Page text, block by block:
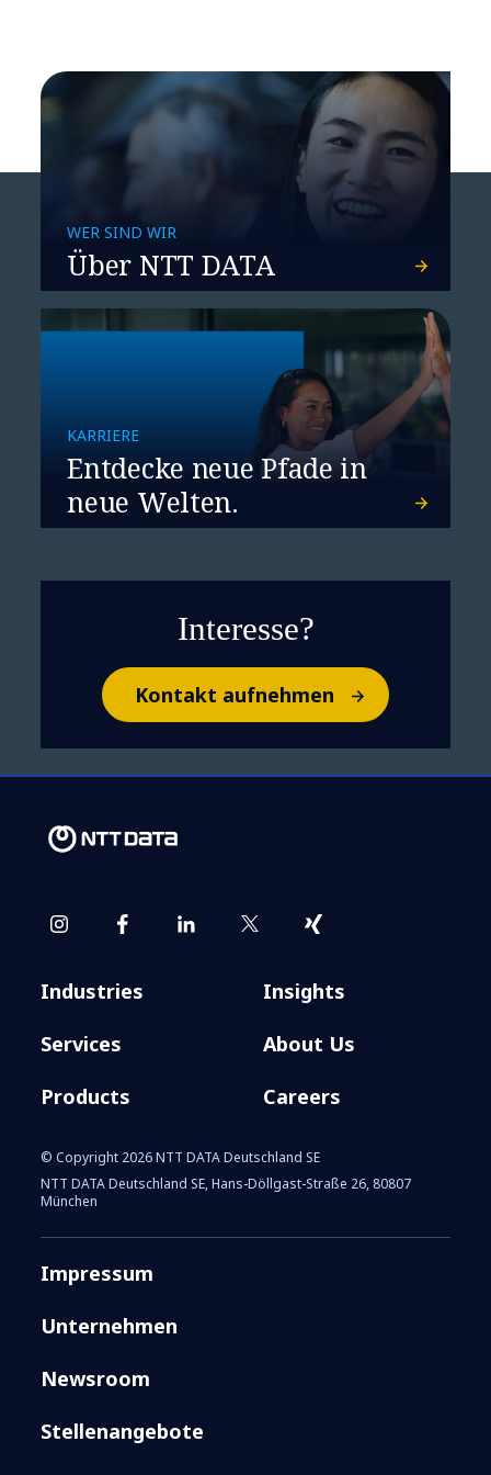
​​Wie Agentic AI die Cloud
verändert – mit dem
Menschen am Steuer​
​​Cloud-Evolution:
Innovation durch KI neu
definiert​
WER SIND WIR
Über NTT DATA
KARRIERE
Entdecke neue Pfade in
neue Welten.
Interesse?
Kontakt aufnehmen
Industries
Services
Products
Insights
About Us
Careers
© Copyright 2026 NTT DATA Deutschland SE
NTT DATA Deutschland SE, Hans-Döllgast-Straße 26, 80807
München
Impressum
Unternehmen
Newsroom
Stellenangebote